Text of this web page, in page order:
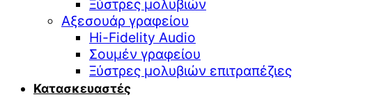
Ξύστρες μολυβιών
Αξεσουάρ γραφείου
Hi-Fidelity Audio
Σουμέν γραφείου
Ξύστρες μολυβιών επιτραπέζιες
Κατασκευαστές